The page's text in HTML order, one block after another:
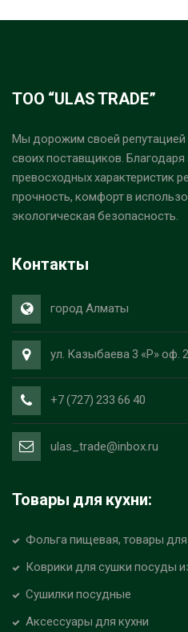
ТОО “ULAS TRADE”
Мы дорожим своей репутацией
своих поставщиков.
превосходных характеристик
прочность, комфорт в
экологическая безопасность.
Контакты
город Алматы
ул. Казыбаева 3 «Р» оф.
+7 (727) 233 66 40
ulas_trade@inbox.ru
Товары для кухни:
Фольга пищевая, товары для
Коврики для сушки посуды
Сушилки посудные
Аксессуары для кухни